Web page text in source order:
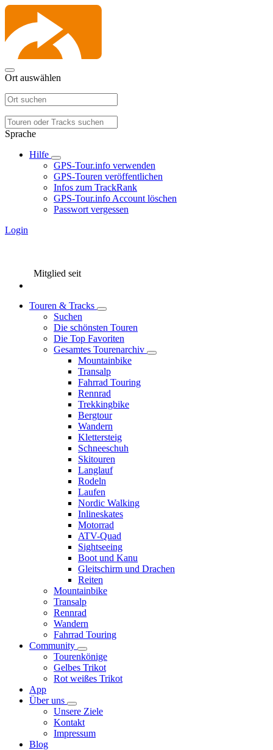
Ort auswählen
Sprache
Hilfe
GPS-Tour.info verwenden
GPS-Touren veröffentlichen
Infos zum TrackRank
GPS-Tour.info Account löschen
Passwort vergessen
Login
Mitglied seit
Touren & Tracks
Suchen
Die schönsten Touren
Die Top Favoriten
Gesamtes Tourenarchiv
Mountainbike
Transalp
Fahrrad Touring
Rennrad
Trekkingbike
Bergtour
Wandern
Klettersteig
Schneeschuh
Skitouren
Langlauf
Rodeln
Laufen
Nordic Walking
Inlineskates
Motorrad
ATV-Quad
Sightseeing
Boot und Kanu
Gleitschirm und Drachen
Reiten
Mountainbike
Transalp
Rennrad
Wandern
Fahrrad Touring
Community
Tourenkönige
Gelbes Trikot
Rot weißes Trikot
App
Über uns
Unsere Ziele
Kontakt
Impressum
Blog